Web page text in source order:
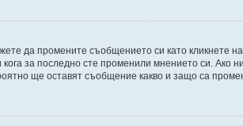
да промените съобщението си като кликнете
за последно сте променили мнението си. Ако
ще оставят съобщение какво и защо са